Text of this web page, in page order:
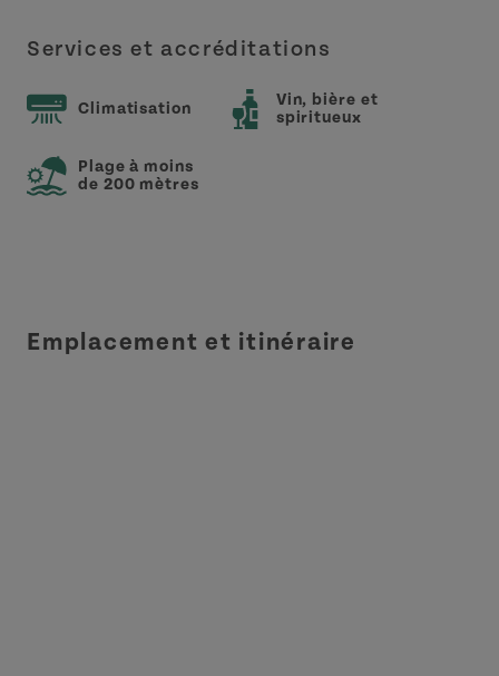
Services et accréditations
Climatisation
Vin, bière et
spiritueux
Plage à moins
de 200 mètres
Emplacement et itinéraire